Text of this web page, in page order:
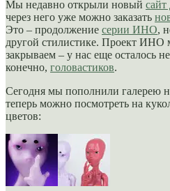
Мы недавно открыли новый сайт
через него уже можно заказать
Это – продолжение серии ИНО,
другой стилистике. Проект ИНО
закрываем – у нас еще осталось
конечно, головастиков.
Сегодня мы пополнили галерею
теперь можно посмотреть на
цветов: